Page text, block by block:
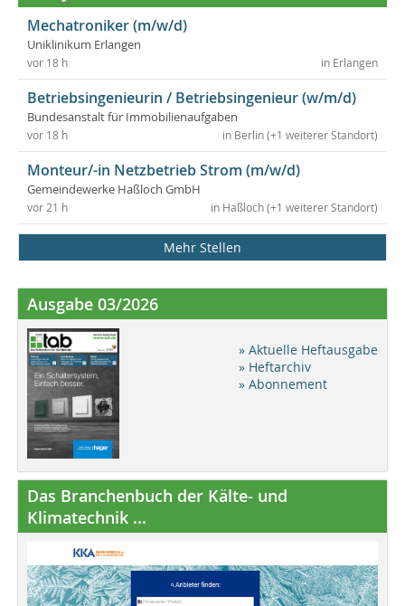
Mechatroniker (m/w/d)
Uniklinikum Erlangen
in Erlangen
vor 18 h
Betriebsingenieurin / Betriebsingenieur (w/m/d)
Bundesanstalt für Immobilienaufgaben
in Berlin (+1 weiterer Standort)
vor 18 h
Monteur/-in Netzbetrieb Strom (m/w/d)
Gemeindewerke Haßloch GmbH
in Haßloch (+1 weiterer Standort)
vor 21 h
Mehr Stellen
Ausgabe 03/2026
» Aktuelle Heftausgabe
» Heftarchiv
» Abonnement
Das Branchenbuch der Kälte- und
Klimatechnik ...